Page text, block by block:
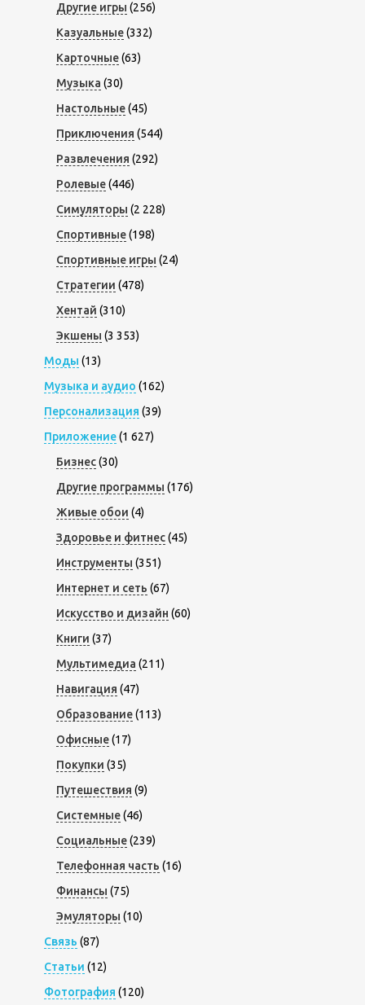
Другие игры (256)
Казуальные(332)
Карточные(63)
Музыка (30)
Настольные(45)
Приключения (544)
Развлечения (292)
Ролевые(446)
Симуляторы (2 228)
Спортивные(198)
Спортивные игры (24)
Стратегии (478)
Хентай (310)
Экшены (3 353)
Моды (13)
Музыка и аудио (162)
Персонализация (39)
Приложение(1 627)
Бизнес(30)
Другие программы (176)
Живые обои (4)
Здоровье и фитнес(45)
Инструменты (351)
Интернет и сеть (67)
Искусство и дизайн (60)
Книги (37)
Мультимедиа (211)
Навигация (47)
Образование(113)
Офисные(17)
Покупки (35)
Путешествия (9)
Системные(46)
Социальные(239)
Телефонная часть (16)
Финансы (75)
Эмуляторы (10)
Связь (87)
Статьи (12)
Фотография (120)